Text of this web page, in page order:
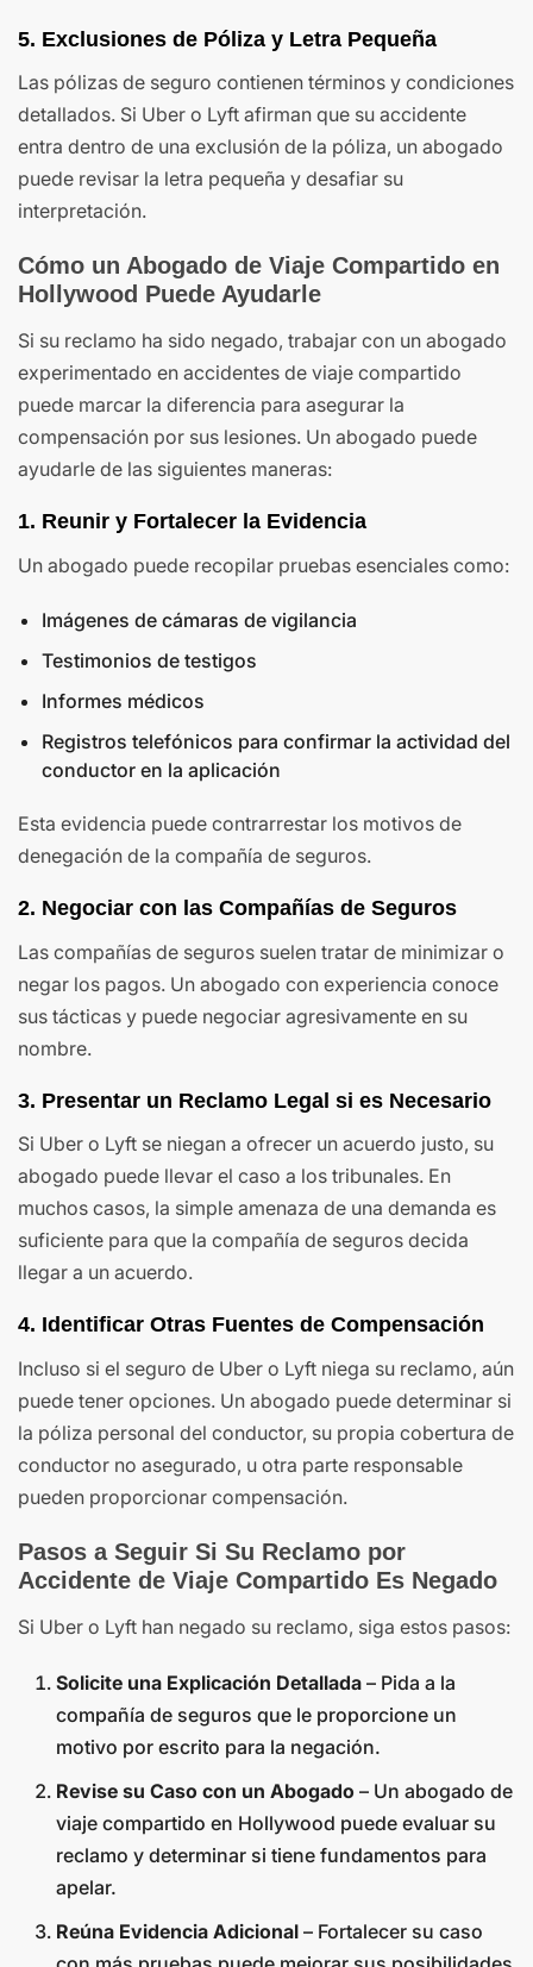
5. Exclusiones de Póliza y Letra Pequeña
Las pólizas de seguro contienen términos y condiciones
detallados. Si Uber o Lyft afirman que su accidente
entra dentro de una exclusión de la póliza, un abogado
puede revisar la letra pequeña y desafiar su
interpretación.
Cómo un Abogado de Viaje Compartido en
Hollywood Puede Ayudarle
Si su reclamo ha sido negado, trabajar con un abogado
experimentado en accidentes de viaje compartido
puede marcar la diferencia para asegurar la
compensación por sus lesiones. Un abogado puede
ayudarle de las siguientes maneras:
1. Reunir y Fortalecer la Evidencia
Un abogado puede recopilar pruebas esenciales como:
Imágenes de cámaras de vigilancia
Testimonios de testigos
Informes médicos
Registros telefónicos para confirmar la actividad del
conductor en la aplicación
Esta evidencia puede contrarrestar los motivos de
denegación de la compañía de seguros.
2. Negociar con las Compañías de Seguros
Las compañías de seguros suelen tratar de minimizar o
negar los pagos. Un abogado con experiencia conoce
sus tácticas y puede negociar agresivamente en su
nombre.
3. Presentar un Reclamo Legal si es Necesario
Si Uber o Lyft se niegan a ofrecer un acuerdo justo, su
abogado puede llevar el caso a los tribunales. En
muchos casos, la simple amenaza de una demanda es
suficiente para que la compañía de seguros decida
llegar a un acuerdo.
4. Identificar Otras Fuentes de Compensación
Incluso si el seguro de Uber o Lyft niega su reclamo, aún
puede tener opciones. Un abogado puede determinar si
la póliza personal del conductor, su propia cobertura de
conductor no asegurado, u otra parte responsable
pueden proporcionar compensación.
Pasos a Seguir Si Su Reclamo por
Accidente de Viaje Compartido Es Negado
Si Uber o Lyft han negado su reclamo, siga estos pasos:
Solicite una Explicación Detallada – Pida a la
compañía de seguros que le proporcione un
motivo por escrito para la negación.
Revise su Caso con un Abogado – Un abogado de
viaje compartido en Hollywood puede evaluar su
reclamo y determinar si tiene fundamentos para
apelar.
Reúna Evidencia Adicional – Fortalecer su caso